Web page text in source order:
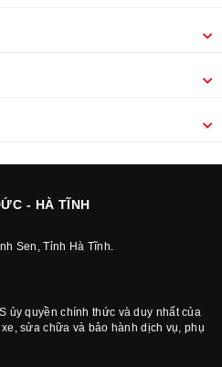
- HÀ TĨNH
Sen, Tỉnh Hà Tĩnh.
ủy quyền chính thức và duy nhất của
sửa chữa và bảo hành dịch vụ, phụ